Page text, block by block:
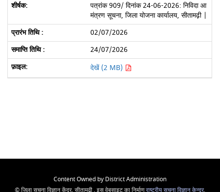
पत्रांक 909/ दिनांक 24-06-2026: निविदा आ
मंत्रण सूचना, जिला योजना कार्यालय, सीतामढ़ी |
02/07/2026
24/07/2026
देखें (2 MB)
Content Owned by District Administration
© जिला सूचना विज्ञान केंद्र, सीतामढ़ी , इस वेबसाइट का निर्माणराष्ट्रीय सूचना विज्ञान केन्द्र,